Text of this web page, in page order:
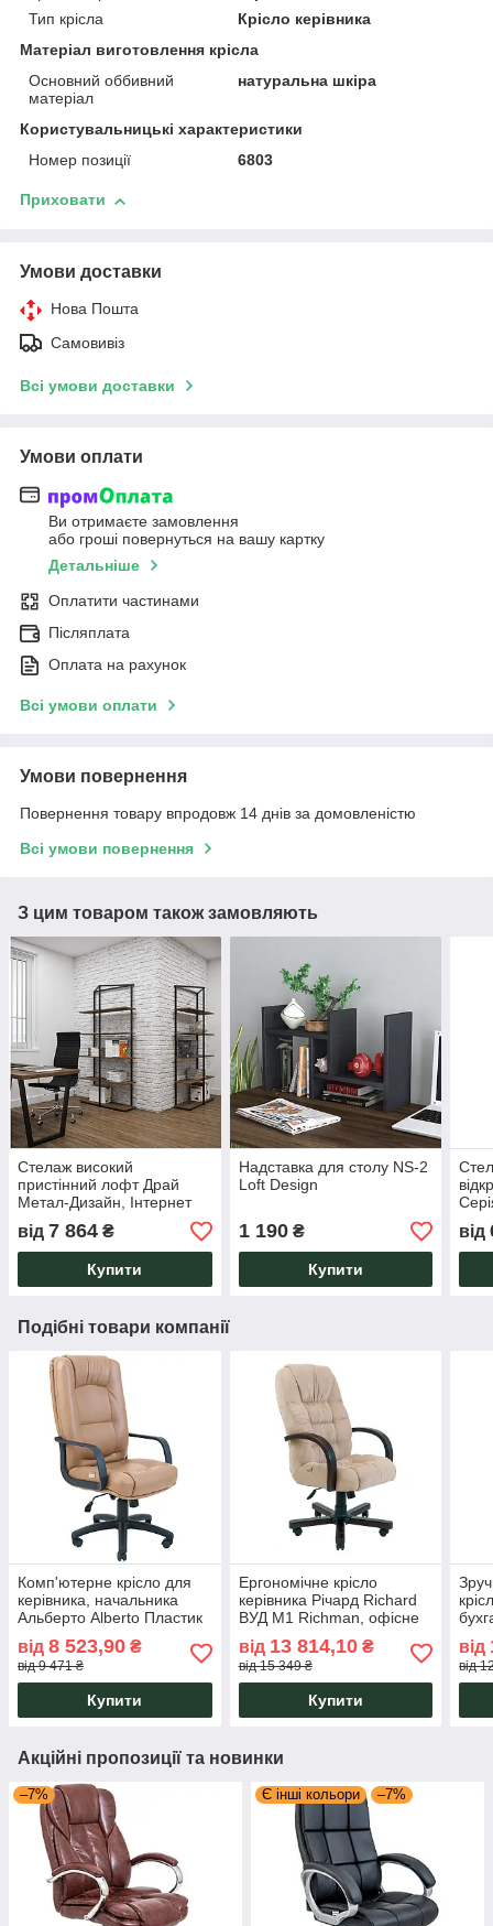
Тип крісла
Крісло керівника
Матеріал виготовлення крісла
Основний оббивний
матеріал
натуральна шкіра
Користувальницькі характеристики
Номер позиції
6803
Приховати
Умови доставки
Нова Пошта
Самовивіз
Всі умови доставки
Умови оплати
Ви отримаєте замовлення
або гроші повернуться на вашу картку
Детальніше
Оплатити частинами
Післяплата
Оплата на рахунок
Всі умови оплати
Умови повернення
Повернення товару впродовж 14 днів за домовленістю
Всі умови повернення
З цим товаром також замовляють
Стелаж високий
пристінний лофт Драй
Метал-Дизайн, Інтернет
магазин меблів
від 7 864 ₴
Купити
Надставка для столу NS-2
Loft Design
1 190₴
Купити
від
Подібні товари компанії
Комп'ютерне крісло для
керівника, начальника
Альберто Alberto Пластик
від 8 523,90 ₴
від 9 471 ₴
Купити
Ергономічне крісло
керівника Річард Richard
ВУД М1 Richman, офісне
від 13 814,10₴
від 15 349 ₴
Купити
від
від
Акційні пропозиції та новинки
–7% Є інші кольори –7%